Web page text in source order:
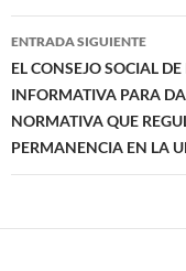
ENTRADA SIGUIENTE
EL CONSEJO SOCIAL
INFORMATIVA PARA
NORMATIVA QUE
PERMANENCIA EN LA